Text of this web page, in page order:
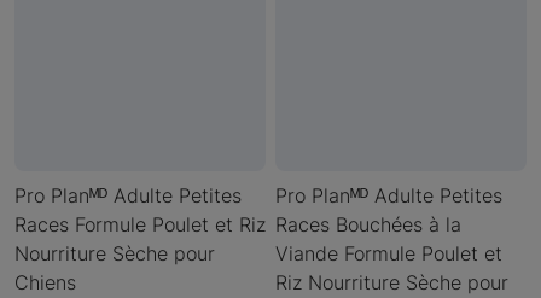
Pro Planᴹᴰ Adulte Petites
Races Formule Poulet et Riz
Nourriture Sèche pour
Chiens
Pro Planᴹᴰ Adulte Petites
Races Bouchées à la
Viande Formule Poulet et
Riz Nourriture Sèche pour